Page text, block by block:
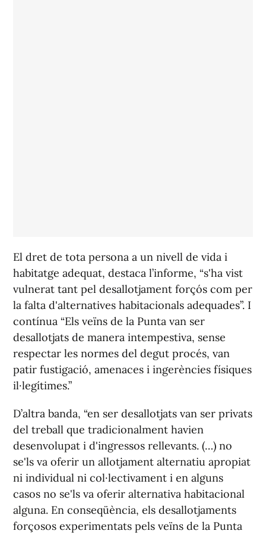
El dret de tota persona a un nivell de vida i
habitatge adequat, destaca l’informe, “s'ha vist
vulnerat tant pel desallotjament forçós com per
la falta d'alternatives habitacionals adequades”. I
contínua “Els veïns de la Punta van ser
desallotjats de manera intempestiva, sense
respectar les normes del degut procés, van
patir fustigació, amenaces i ingerències físiques
il·legítimes.”
D’altra banda, “en ser desallotjats van ser privats
del treball que tradicionalment havien
desenvolupat i d'ingressos rellevants. (…) no
se'ls va oferir un allotjament alternatiu apropiat
ni individual ni col·lectivament i en alguns
casos no se'ls va oferir alternativa habitacional
alguna. En conseqüència, els desallotjaments
forçosos experimentats pels veïns de la Punta